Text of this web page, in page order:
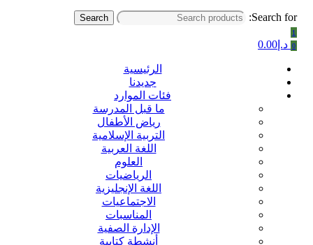
Search for:
Search
1
0 د.إ 0.00
الرئيسية
جديدنا
فئات الموارد
ما قبل المدرسة
رياض الأطفال
التربية الإسلامية
اللغة العربية
العلوم
الرياضيات
اللغة الإنجليزية
الاجتماعيات
المناسبات
الإدارة الصفية
أنشطة كتابية